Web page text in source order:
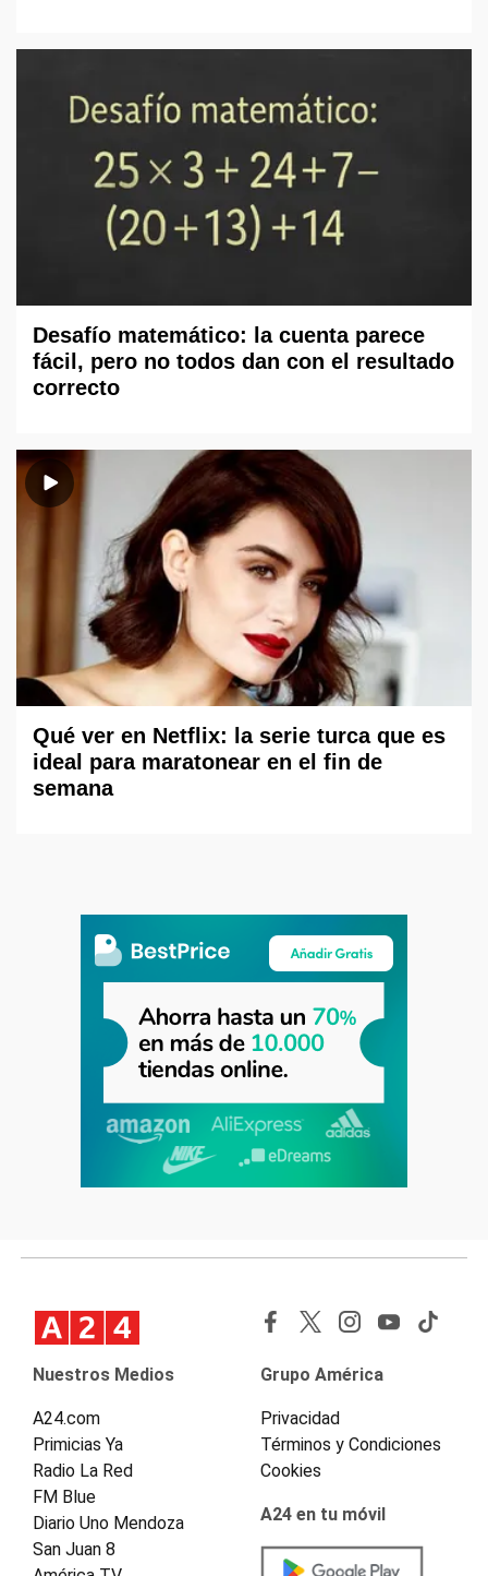
Desafío matemático: la cuenta parece
fácil, pero no todos dan con el resultado
correcto
Qué ver en Netflix: la serie turca que es
ideal para maratonear en el fin de
semana
Nuestros Medios
A24.com
Primicias Ya
Radio La Red
FM Blue
Diario Uno Mendoza
San Juan 8
Grupo América
Privacidad
Términos y Condiciones
Cookies
A24 en tu móvil